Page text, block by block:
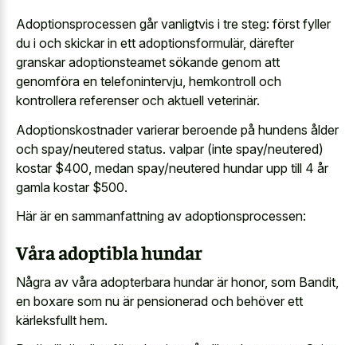
Adoptionsprocessen går vanligtvis i tre steg: först fyller
du i och skickar in ett adoptionsformulär, därefter
granskar adoptionsteamet sökande genom att
genomföra en telefonintervju, hemkontroll och
kontrollera referenser och aktuell veterinär.
Adoptionskostnader varierar beroende på hundens ålder
och spay/neutered status. valpar (inte spay/neutered)
kostar $400, medan spay/neutered hundar upp till 4 år
gamla kostar $500.
Här är en sammanfattning av adoptionsprocessen:
Våra adoptibla hundar
Några av våra adopterbara hundar är honor, som Bandit,
en boxare som nu är pensionerad och behöver ett
kärleksfullt hem.